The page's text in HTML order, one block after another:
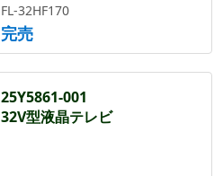
FL-32HF170
完売
25Y5861-001
32V型液晶テレビ